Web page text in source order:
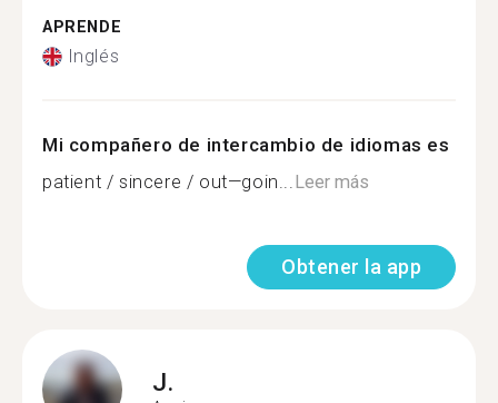
APRENDE
Inglés
Mi compañero de intercambio de idiomas es
patient / sincere / out—goin...Leer más
Obtener la app
J.